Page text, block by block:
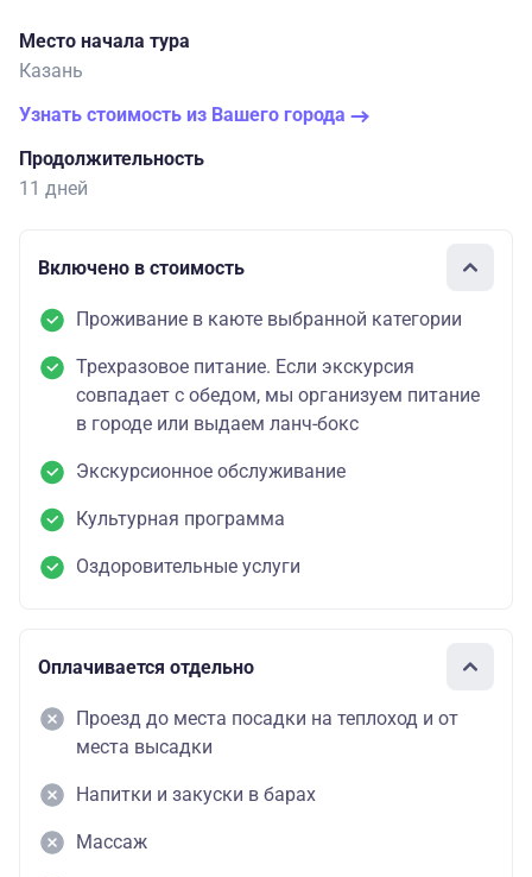
Место начала тура
Казань
Узнать стоимость из Вашего города
Продолжительность
11 дней
Включено в стоимость
Проживание в каюте выбранной категории
Трехразовое питание. Если экскурсия
совпадает с обедом, мы организуем питание
в городе или выдаем ланч-бокс
Экскурсионное обслуживание
Культурная программа
Оздоровительные услуги
Оплачивается отдельно
Проезд до места посадки на теплоход и от
места высадки
Напитки и закуски в барах
Массаж